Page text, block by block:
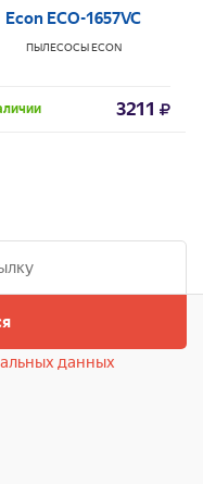
Econ ECO-1657VC
ПЫЛЕСОСЫ ECON
3211
данных